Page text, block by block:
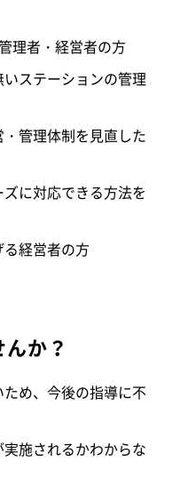
理者・経営者の方
ステーションの管理
管理体制を見直した
に対応できる方法を
経営者の方
か？
め、今後の指導に不
施されるかわからな